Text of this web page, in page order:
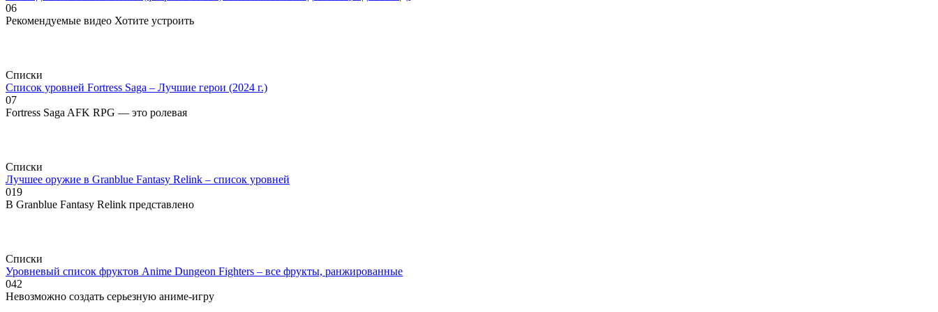
06
Рекомендуемые видео Хотите устроить
Списки
Список уровней Fortress Saga – Лучшие герои (2024 г.)
07
Fortress Saga AFK RPG — это ролевая
Списки
Лучшее оружие в Granblue Fantasy Relink – список уровней
019
В Granblue Fantasy Relink представлено
Списки
Уровневый список фруктов Anime Dungeon Fighters – все фрукты, ранжированные
042
Невозможно создать серьезную аниме-игру